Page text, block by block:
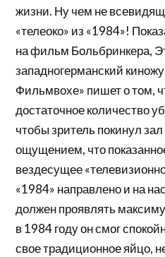
жизни. Ну чем не
«телеоко» из «1984»!
на фильм Больбринкера,
западногерманский
Фильмвохе» пишет о том,
достаточное количество
чтобы зритель покинул зал
ощущением, что
вездесущее
«1984» направлено и на
должен проявлять
в 1984 году он смог
свое традиционное яйцо,